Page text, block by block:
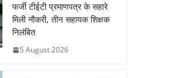
फर्जी टीईटी प्रमाणपत्र के सहारे
मिली नौकरी, तीन सहायक शिक्षक
निलंबित
5 August 2026